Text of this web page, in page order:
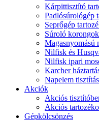
Kárpittisztító
Padlósúrológép
Seprőgép
Súroló korongok
Magasnyomású
Nilfisk és
Nilfisk ipari
Karcher
Napelem tisztítás
Akciók
Akciós
Akciós
Gépkölcsönzés